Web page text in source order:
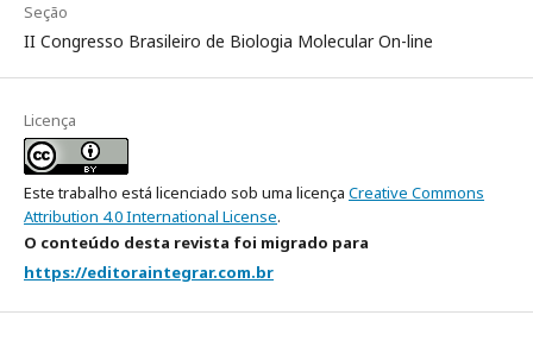
Seção
II Congresso Brasileiro de Biologia Molecular On-line
Licença
Este trabalho está licenciado sob uma licença Creative Commons
Attribution 4.0 International License.
O conteúdo desta revista foi migrado para
https://editoraintegrar.com.br